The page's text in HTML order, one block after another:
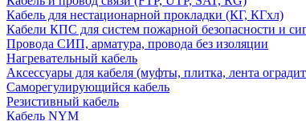
Кабель для нестационарной прокладки (КГ, КГхл)
Кабели КПС для систем пожарной безопасности и
Провода СИП, арматура, провода без изоляции
Нагревательный кабель
Аксессуары для кабеля (муфты, плитка, лента
Саморегулирующийся кабель
Резистивный кабель
Кабель NYM